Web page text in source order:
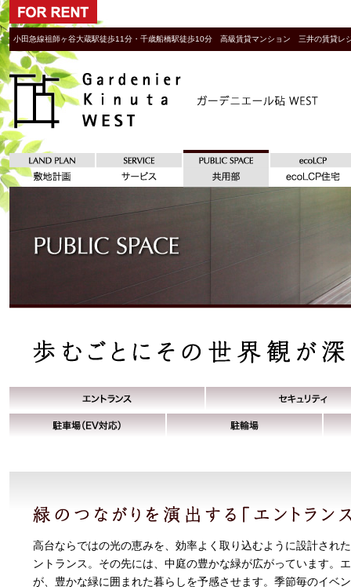
小田急線祖師ヶ谷大蔵駅徒歩11分・千歳船橋駅徒歩10分 高級賃貸マンション 三井の賃貸
高台ならではの光の恵みを、効率よく取り込むように設計され
ントランス。その先には、中庭の豊かな緑が広がっています。
が、豊かな緑に囲まれた暮らしを予感させます。季節毎のイベ